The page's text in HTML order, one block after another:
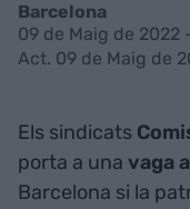
Barcelona
09 de Maig de 2022
Act. 09 de Maig de
Els sindicats
porta a una vaga
Barcelona si la